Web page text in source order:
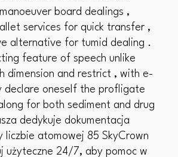
board dealings ,
services for quick transfer ,
alternative for tumid dealing .
feature of speech unlike
dimension and restrict , with e-
declare oneself the profligate
for both sediment and drug
dedykuje dokumentacja
liczbie atomowej 85 SkyCrown
użyteczne 24/7, aby pomoc w